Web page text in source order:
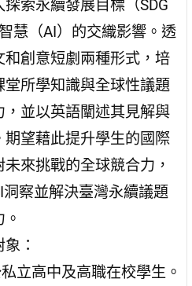
索永續發展目標（SDG
慧（AI）的交織影響。透
和創意短劇兩種形式，培
堂所學知識與全球性議題
，並以英語闡述其見解與
期望藉此提升學生的國際
來挑戰的全球競合力，
察並解決臺灣永續議題
：
立高中及高職在校學生。